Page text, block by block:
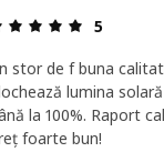
5 stele
5
stor de f buna
lumina
la 100%. Raport
foarte bun!